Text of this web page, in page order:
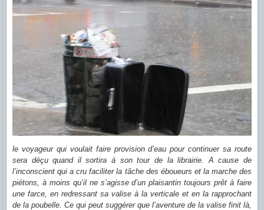
le voyageur qui voulait faire provision d’eau pour continuer sa route
sera déçu quand il sortira à son tour de la librairie. A cause de
l’inconscient qui a cru faciliter la tâche des éboueurs et la marche des
piétons, à moins qu’il ne s’agisse d’un plaisantin toujours prêt à faire
une farce, en redressant sa valise à la verticale et en la rapprochant
de la poubelle. Ce qui peut suggérer que l’aventure de la valise finit là,